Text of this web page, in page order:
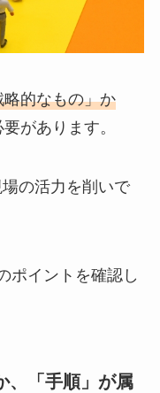
略的なもの」か
があります。
の活力を削いで
ポイントを確認し
、「手順」が属